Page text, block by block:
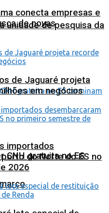
unidade de pesquisa da
CNH gratuita no ES
conecta empresas e
de novas
de Jaguaré projeta
em negócios
importados
do Norte do ES no
2026